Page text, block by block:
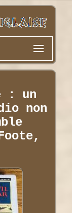
: un
non